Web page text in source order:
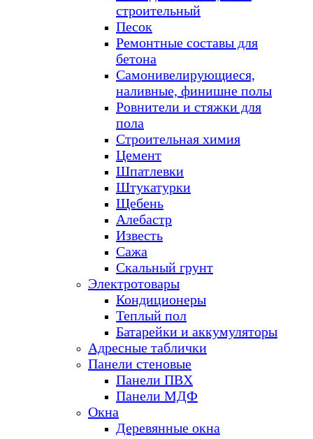
строительный
Песок
Ремонтные составы для
бетона
Самонивелирующиеся,
наливные, финишне полы
Ровнители и стяжки для
пола
Строительная химия
Цемент
Шпатлевки
Штукатурки
Щебень
Алебастр
Известь
Сажа
Скальный грунт
Электротовары
Кондиционеры
Теплый пол
Батарейки и аккумуляторы
Адресные таблички
Панели стеновые
Панели ПВХ
Панели МДФ
Окна
Деревянные окна